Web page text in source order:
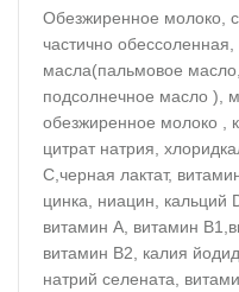
Обезжиренное молоко,
частично
масла(пальмовое
подсолнечное масло ),
обезжиренное молоко ,
цитрат натрия,
С,черная лактат,
цинка, ниацин, кальций
витамин А, витамин
витамин В2, калия
натрий селената,